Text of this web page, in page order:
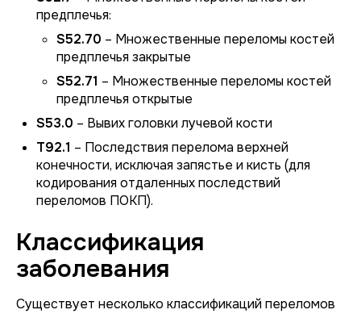
предплечья:
S52.70 – Множественные переломы костей
предплечья закрытые
S52.71 – Множественные переломы костей
предплечья открытые
S53.0 – Вывих головки лучевой кости
T92.1 – Последствия перелома верхней
конечности, исключая запястье и кисть (для
кодирования отдаленных последствий
переломов ПОКП).
Классификация
заболевания
Существует несколько классификаций переломов